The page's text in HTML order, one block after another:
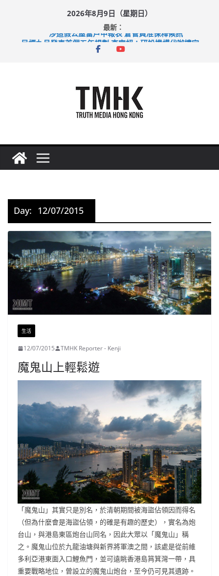
2026年8月9日（星期日）
最新：
涉造假公屋富戶申報表 倉管員准保釋候訊
Day: 12/07/2015
生活
12/07/2015 TMHK Reporter - Kenji
魔鬼山上輕鬆遊
「魔鬼山」其實只是別名，於清朝期間被海盜佔領因而得名
（但為什麼會是海盜佔領，的確是有趣的歷史），實名為炮
台山，與港島東區炮台山同名，因此大眾以「魔鬼山」稱
之。魔鬼山位於九龍油塘與新界將軍澳之間，該處是從前維
多利亞港東面入口鯉魚門，並可遠眺香港島筲箕灣一帶，具
重要戰略地位，曾設立的魔鬼山炮台，至今仍可見其遺跡。